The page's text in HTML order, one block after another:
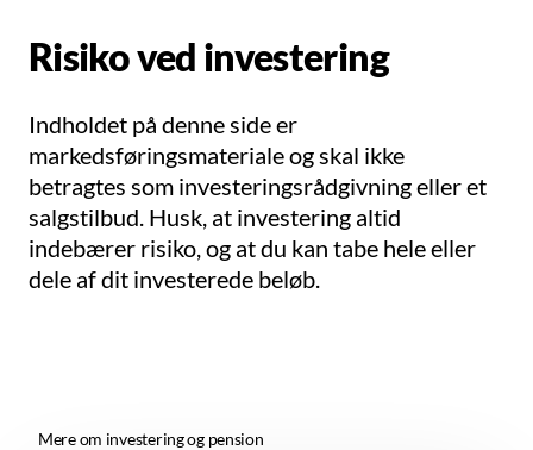
Risiko ved investering
Indholdet på denne side er
markedsføringsmateriale og skal ikke
betragtes som investeringsrådgivning eller et
salgstilbud. Husk, at investering altid
indebærer risiko, og at du kan tabe hele eller
dele af dit investerede beløb.
Mere om investering og pension